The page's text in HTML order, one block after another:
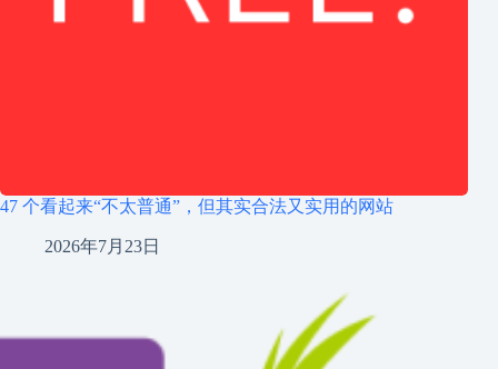
47 个看起来“不太普通”，但其实合法又实用的网站
2026年7月23日